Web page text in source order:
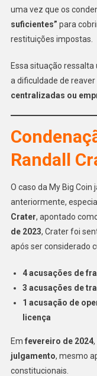
uma vez que os
suficientes” para
restituições impostas.
Essa situação
a dificuldade de
centralizadas ou
Randall
O caso da My Big
anteriormente,
Crater, apontado
de 2023, Crater foi
após ser considerado
4 acusações de
3 acusações de
1 acusação de
licença
Em fevereiro de 2024
julgamento, mesmo
constitucionais.